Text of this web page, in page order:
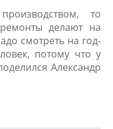
то
делают на
смотреть на год-
потому что у
Александр